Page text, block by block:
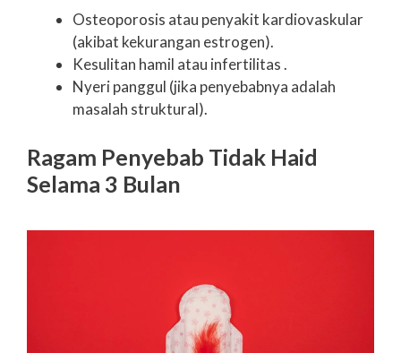
Osteoporosis atau penyakit kardiovaskular
(akibat kekurangan estrogen).
Kesulitan hamil atau infertilitas .
Nyeri panggul (jika penyebabnya adalah
masalah struktural).
Ragam Penyebab Tidak Haid
Selama 3 Bulan